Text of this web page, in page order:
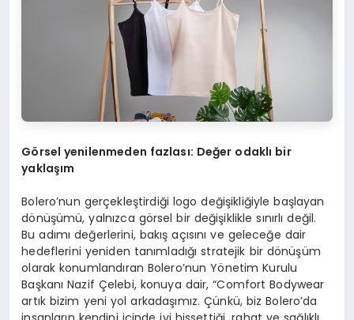
Görsel yenilenmeden fazlası: Değer odaklı bir
yaklaşım
Bolero’nun gerçekleştirdiği logo değişikliğiyle başlayan
dönüşümü, yalnızca görsel bir değişiklikle sınırlı değil.
Bu adımı değerlerini, bakış açısını ve geleceğe dair
hedeflerini yeniden tanımladığı stratejik bir dönüşüm
olarak konumlandıran Bolero’nun Yönetim Kurulu
Başkanı Nazif Çelebi, konuya dair, “Comfort Bodywear
artık bizim yeni yol arkadaşımız. Çünkü, biz Bolero’da